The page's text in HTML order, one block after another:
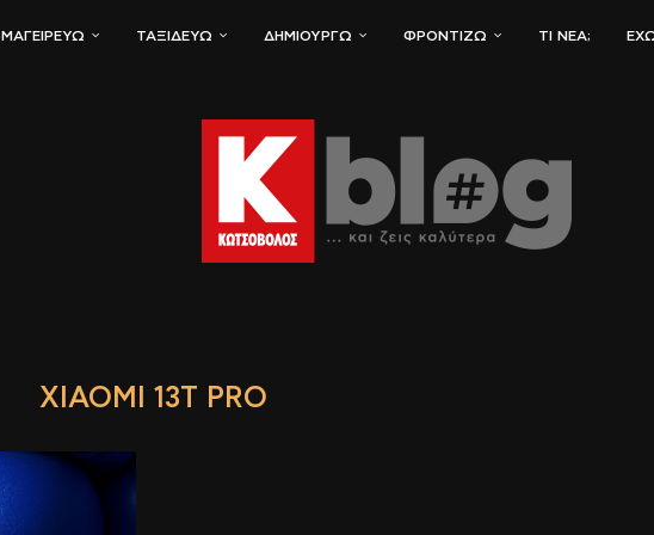
ΜΑΓΕΙΡΕΎΩ ΤΑΞΙΔΕΎΩ ΔΗΜΙΟΥΡΓΏ ΦΡΟΝΤΊΖΩ ΤΙ ΝΈΑ;
XIAOMI 13T PRO